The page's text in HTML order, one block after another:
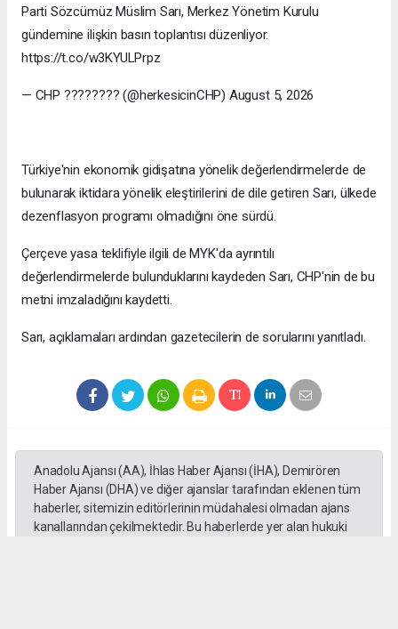
Parti Sözcümüz Müslim Sarı, Merkez Yönetim Kurulu
gündemine ilişkin basın toplantısı düzenliyor.
https://t.co/w3KYULPrpz
— CHP ???????? (@herkesicinCHP) August 5, 2026
Türkiye'nin ekonomik gidişatına yönelik değerlendirmelerde de
bulunarak iktidara yönelik eleştirilerini de dile getiren Sarı, ülkede
dezenflasyon programı olmadığını öne sürdü.
Çerçeve yasa teklifiyle ilgili de MYK'da ayrıntılı
değerlendirmelerde bulunduklarını kaydeden Sarı, CHP'nin de bu
metni imzaladığını kaydetti.
Sarı, açıklamaları ardından gazetecilerin de sorularını yanıtladı.
Anadolu Ajansı (AA), İhlas Haber Ajansı (İHA), Demirören
Haber Ajansı (DHA) ve diğer ajanslar tarafından eklenen tüm
haberler, sitemizin editörlerinin müdahalesi olmadan ajans
kanallarından çekilmektedir. Bu haberlerde yer alan hukuki